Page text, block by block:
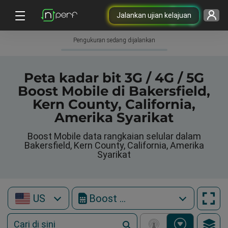
Jalankan ujian kelajuan
Pengukuran sedang dijalankan
Peta kadar bit 3G / 4G / 5G
Boost Mobile di Bakersfield,
Kern County, California,
Amerika Syarikat
Boost Mobile data rangkaian selular dalam
Bakersfield, Kern County, California, Amerika
Syarikat
US Boost Mobile